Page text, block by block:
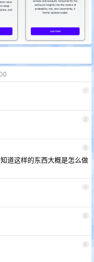
1
2
3
道这样的东西大概是怎么做
4
5
6